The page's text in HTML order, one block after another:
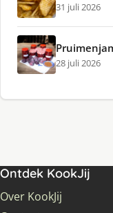
31 juli 2026
28 juli 2026
Ontdek KookJij
Over KookJij